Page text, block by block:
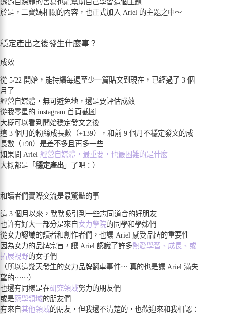
於是，二寶媽相關的內容，也正式加入 Ariel 的主題之中～
穩定產出之後發生什麼事？
成效
從 5/22 開始，能持續每週至少一篇貼文到現在，已經過了 3 個
月了
經營自媒體，無可避免地，還是要評估成效
從我零星的 instagram 首頁截圖
大概可以看到開始穩定發文之後
這 3 個月的粉絲成長數（+139），和前 9 個月不穩定發文的成
長數（+90）是差不多且再多一些
如果問 Ariel 經營自媒體，最重要，也最困難的是什麼
大概都是「穩定產出 」了吧：）
和讀者們實際交流是最驚豔的事
這 3 個月以來，默默吸引到一些志同道合的好朋友
也許有好大一部分是來自女力學院的同學和學姊們
從女力認識的讀者和創作者們，也讓 Ariel 感受品牌的重要性
因為女力的品牌宗旨，讓 Ariel 認識了許多熱愛學習、成長、或
拓展視野的女子們
（所以這幾天發生的女力品牌翻車事件⋯ 真的也是讓 Ariel 滿失
望的⋯⋯）
也還有同樣是在研究領域努力的朋友們
或是藥學領域的朋友們
有來自其他領域的朋友，但我還不清楚的，也歡迎來和我相認：